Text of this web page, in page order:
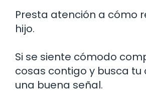
Presta atención a cómo
hijo.
Si se siente cómodo
cosas contigo y busca tu
una buena señal.